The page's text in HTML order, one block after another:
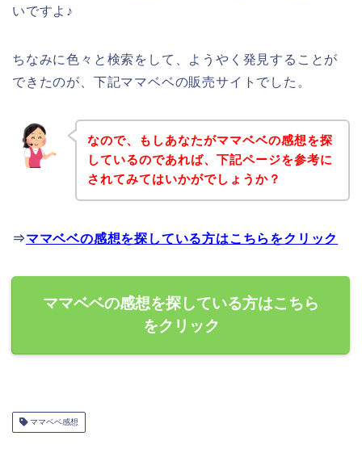
いですよ♪
ちなみに色々と検索をして、ようやく発見することが
できたのが、下記ママベベの販売サイトでした。
なので、もしあなたがママベベの感想を探
しているのであれば、下記ページを参考に
されてみてはいかがでしょうか？
⇒ママベベの感想を探している方はこちらをクリック
ママベベの感想を探している方はこちら
をクリック
ママベベ感想